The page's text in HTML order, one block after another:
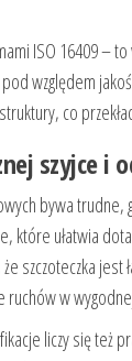
ISO 16409 –
względem
co
szyjce i
bywa
które ułatwia
szczoteczka
ruchów w
liczy się też